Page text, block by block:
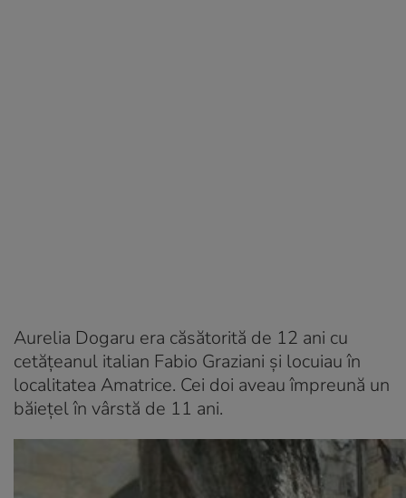
Aurelia Dogaru era căsătorită de 12 ani cu
cetăţeanul italian Fabio Graziani şi locuiau în
localitatea Amatrice. Cei doi aveau împreună un
băieţel în vârstă de 11 ani.